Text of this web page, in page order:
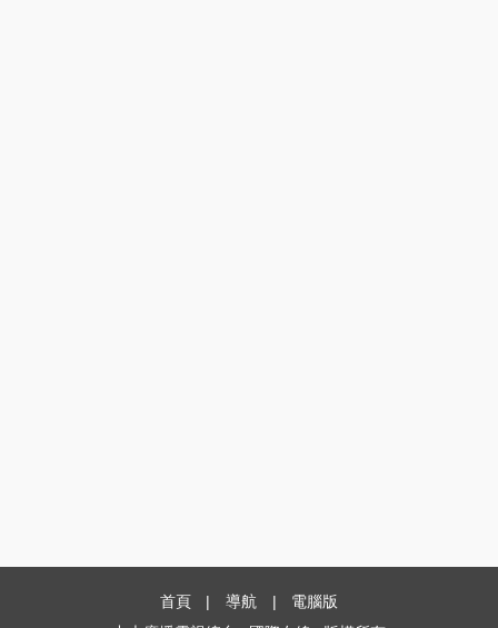
首頁 | 導航 |
電腦版